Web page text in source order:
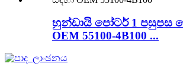
හුන්ඩායි පෝටර් 1 පසුපස
OEM 55100-4B100 ...